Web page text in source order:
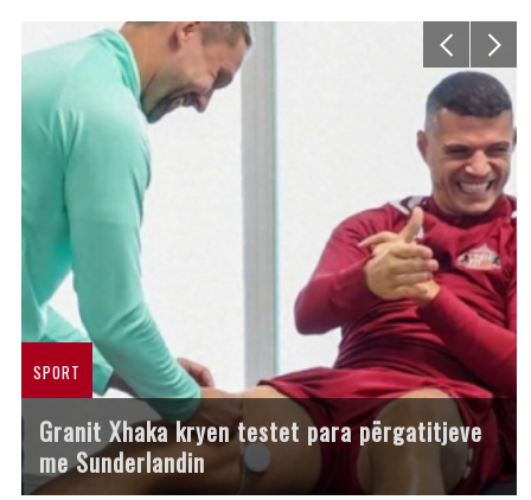
SPORT
Granit Xhaka kryen testet para përgatitjeve
me Sunderlandin